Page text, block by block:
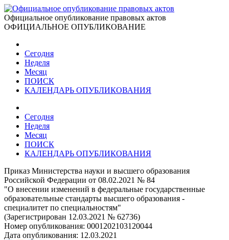
Официальное опубликование правовых актов
ОФИЦИАЛЬНОЕ ОПУБЛИКОВАНИЕ
Сегодня
Неделя
Месяц
ПОИСК
КАЛЕНДАРЬ ОПУБЛИКОВАНИЯ
Сегодня
Неделя
Месяц
ПОИСК
КАЛЕНДАРЬ ОПУБЛИКОВАНИЯ
Приказ Министерства науки и высшего образования
Российской Федерации от 08.02.2021 № 84
"О внесении изменений в федеральные государственные
образовательные стандарты высшего образования -
специалитет по специальностям"
(Зарегистрирован 12.03.2021 № 62736)
Номер опубликования: 0001202103120044
Дата опубликования: 12.03.2021